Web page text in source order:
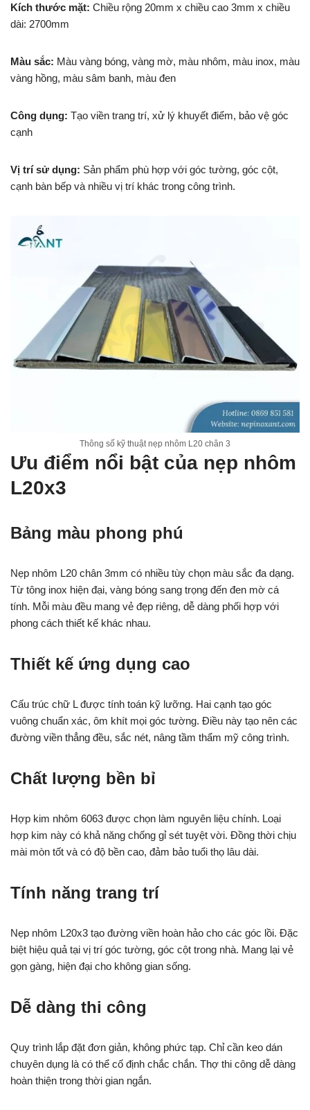
Kích thước mặt: Chiều rộng 20mm x chiều cao 3mm x chiều
dài: 2700mm
Màu sắc: Màu vàng bóng, vàng mờ, màu nhôm, màu inox, màu
vàng hồng, màu sâm banh, màu đen
Công dụng: Tạo viền trang trí, xử lý khuyết điểm, bảo vệ góc
cạnh
Vị trí sử dụng: Sản phẩm phù hợp với góc tường, góc cột,
cạnh bàn bếp và nhiều vị trí khác trong công trình.
Thông số kỹ thuật nẹp nhôm L20 chân 3
Ưu điểm nổi bật của nẹp nhôm
L20x3
Bảng màu phong phú
Nẹp nhôm L20 chân 3mm có nhiều tùy chọn màu sắc đa dạng.
Từ tông inox hiện đại, vàng bóng sang trọng đến đen mờ cá
tính. Mỗi màu đều mang vẻ đẹp riêng, dễ dàng phối hợp với
phong cách thiết kế khác nhau.
Thiết kế ứng dụng cao
Cấu trúc chữ L được tính toán kỹ lưỡng. Hai cạnh tạo góc
vuông chuẩn xác, ôm khít mọi góc tường. Điều này tạo nên các
đường viền thẳng đều, sắc nét, nâng tầm thẩm mỹ công trình.
Chất lượng bền bỉ
Hợp kim nhôm 6063 được chọn làm nguyên liệu chính. Loại
hợp kim này có khả năng chống gỉ sét tuyệt vời. Đồng thời chịu
mài mòn tốt và có độ bền cao, đảm bảo tuổi thọ lâu dài.
Tính năng trang trí
Nẹp nhôm L20x3 tạo đường viền hoàn hảo cho các góc lồi. Đặc
biệt hiệu quả tại vị trí góc tường, góc cột trong nhà. Mang lại vẻ
gọn gàng, hiện đại cho không gian sống.
Dễ dàng thi công
Quy trình lắp đặt đơn giản, không phức tạp. Chỉ cần keo dán
chuyên dụng là có thể cố định chắc chắn. Thợ thi công dễ dàng
hoàn thiện trong thời gian ngắn.